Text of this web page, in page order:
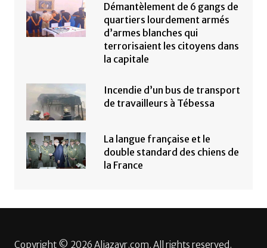
Démantèlement de 6 gangs de
quartiers lourdement armés
d’armes blanches qui
terrorisaient les citoyens dans
la capitale
Incendie d’un bus de transport
de travailleurs à Tébessa
La langue française et le
double standard des chiens de
la France
Copyright © 2026 Aljazayr.com. All rights reserved.